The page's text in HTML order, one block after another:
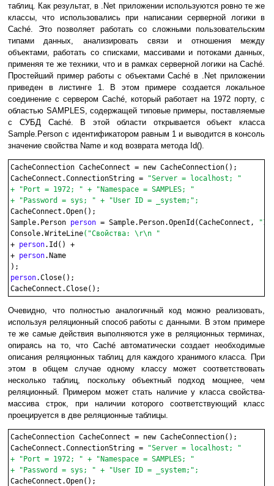
таблиц. Как результат, в .Net приложении используются ровно те же
классы, что использовались при написании серверной логики в
Caché. Это позволяет работать со сложными пользовательским
типами данных, анализировать связи и отношения между
объектами, работать со списками, массивами и потоками данных,
применяя те же техники, что и в рамках серверной логики на Caché.
Простейший пример работы с объектами Caché в .Net приложении
приведен в листинге 1. В этом примере создается локальное
соединение с сервером Caché, который работает на 1972 порту, с
областью SAMPLES, содержащей типовые примеры, поставляемые
с СУБД Caché. В этой области открывается объект класса
Sample.Person с идентификатором равным 1 и выводится в консоль
значение свойства Name и код возврата метода Id().
CacheConnection CacheConnect = new CacheConnection();
CacheConnect.ConnectionString =
"Server = localhost; "
+ "Port = 1972; " + "Namespace = SAMPLES; "
+ "Password = sys; " + "User ID = _system;";
CacheConnect.Open();
Sample.Person person = Sample.Person.OpenId(CacheConnect, "1"
Console.WriteLine("Свойства: \r\n "
+ person.Id() +
+ person.Name
person.Close();
Очевидно, что полностью аналогичный код можно реализовать,
используя реляционный способ работы с данными. В этом примере
те же самые действия выполняются уже в реляционных терминах,
опираясь на то, что Caché автоматически создает необходимые
описания реляционных таблиц для каждого хранимого класса. При
этом в общем случае одному классу может соответствовать
несколько таблиц, поскольку объектный подход мощнее, чем
реляционный. Примером может стать наличие у класса свойства-
массива строк, при наличии которого соответствующий класс
проецируется в две реляционные таблицы.
CacheConnection CacheConnect = new CacheConnection();
CacheConnect.ConnectionString =
"Server = localhost; "
+ "Port = 1972; " + "Namespace = SAMPLES; "
+ "Password = sys; " + "User ID = _system;";
CacheConnect.Open();